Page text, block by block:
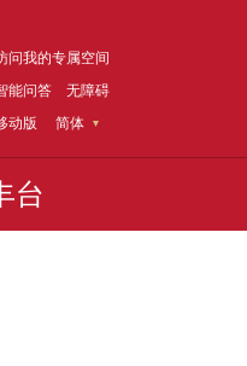
问我的专属空间
能问答
无障碍
动版
简体
台